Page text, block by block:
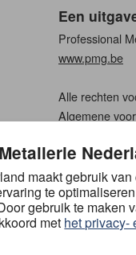
Een
Professional
www.pmg.be
Alle rechten
Algemene
Kies een
Nederlands
Frans
maakt gebruik
te
gebruik te maken
met het privacy-